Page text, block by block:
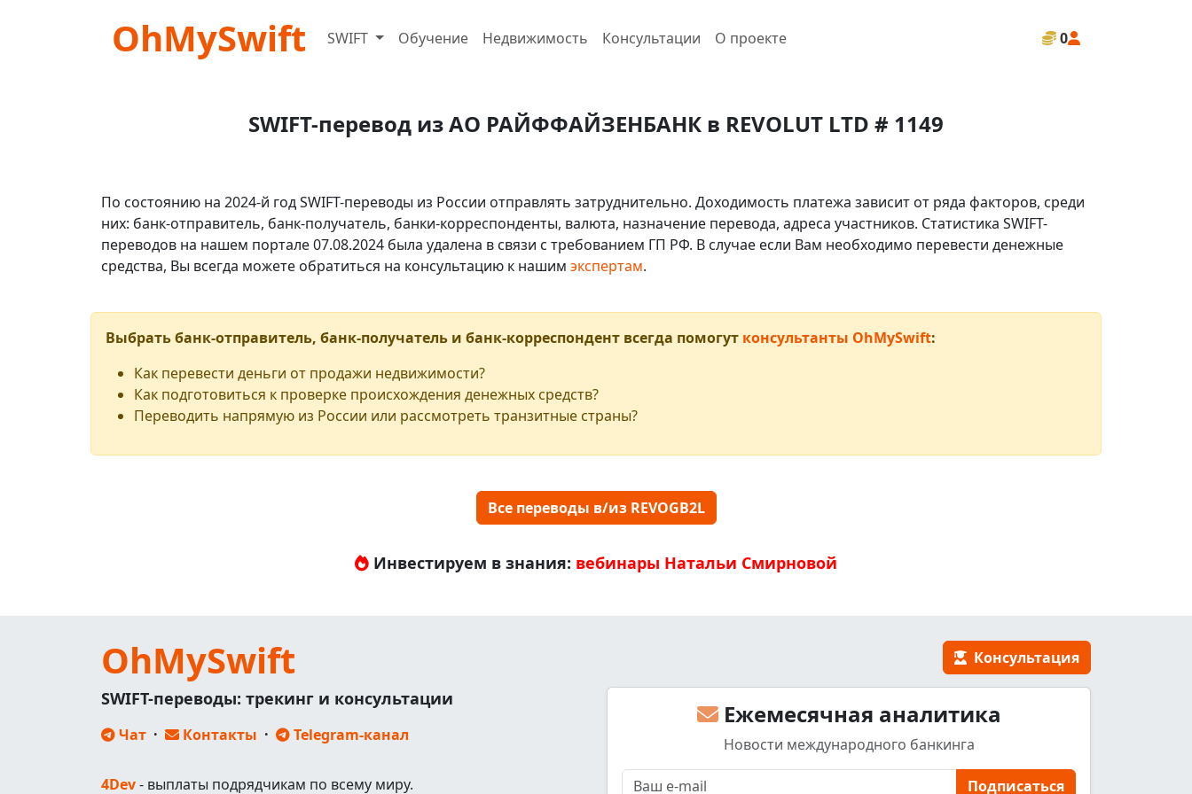
OhMySwift SWIFT Обучение Недвижимость Консультации О проекте 0
SWIFT-перевод из АО РАЙФФАЙЗЕНБАНК в REVOLUT LTD # 1149
По состоянию на 2024-й год SWIFT-переводы из России отправлять затруднительно. Доходимость платежа зависит от ряда факторов, среди
них: банк-отправитель, банк-получатель, банки-корреспонденты, валюта, назначение перевода, адреса участников. Статистика SWIFT-
переводов на нашем портале 07.08.2024 была удалена в связи с требованием ГП РФ. В случае если Вам необходимо перевести денежные
средства, Вы всегда можете обратиться на консультацию к нашим экспертам.
Выбрать банк-отправитель, банк-получатель и банк-корреспондент всегда помогут консультанты OhMySwift:
Как перевести деньги от продажи недвижимости?
Как подготовиться к проверке происхождения денежных средств?
Переводить напрямую из России или рассмотреть транзитные страны?
Все переводы в/из REVOGB2L
Инвестируем в знания: вебинары Натальи Смирновой
OhMySwift Консультация
SWIFT-переводы: трекинг и консультации
Чат · Контакты · Telegram-канал
4Dev- выплаты подрядчикам по всему миру.
Ежемесячная аналитика
Новости международного банкинга
Подписаться